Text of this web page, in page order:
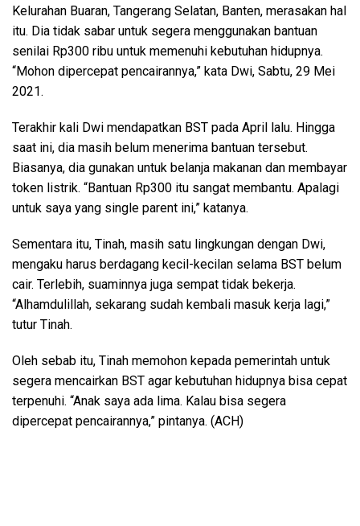
Kelurahan Buaran, Tangerang Selatan, Banten, merasakan hal
itu. Dia tidak sabar untuk segera menggunakan bantuan
senilai Rp300 ribu untuk memenuhi kebutuhan hidupnya.
“Mohon dipercepat pencairannya,” kata Dwi, Sabtu, 29 Mei
2021.
Terakhir kali Dwi mendapatkan BST pada April lalu. Hingga
saat ini, dia masih belum menerima bantuan tersebut.
Biasanya, dia gunakan untuk belanja makanan dan membayar
token listrik. “Bantuan Rp300 itu sangat membantu. Apalagi
untuk saya yang single parent ini,” katanya.
Sementara itu, Tinah, masih satu lingkungan dengan Dwi,
mengaku harus berdagang kecil-kecilan selama BST belum
cair. Terlebih, suaminnya juga sempat tidak bekerja.
“Alhamdulillah, sekarang sudah kembali masuk kerja lagi,”
tutur Tinah.
Oleh sebab itu, Tinah memohon kepada pemerintah untuk
segera mencairkan BST agar kebutuhan hidupnya bisa cepat
terpenuhi. “Anak saya ada lima. Kalau bisa segera
dipercepat pencairannya,” pintanya. (ACH)